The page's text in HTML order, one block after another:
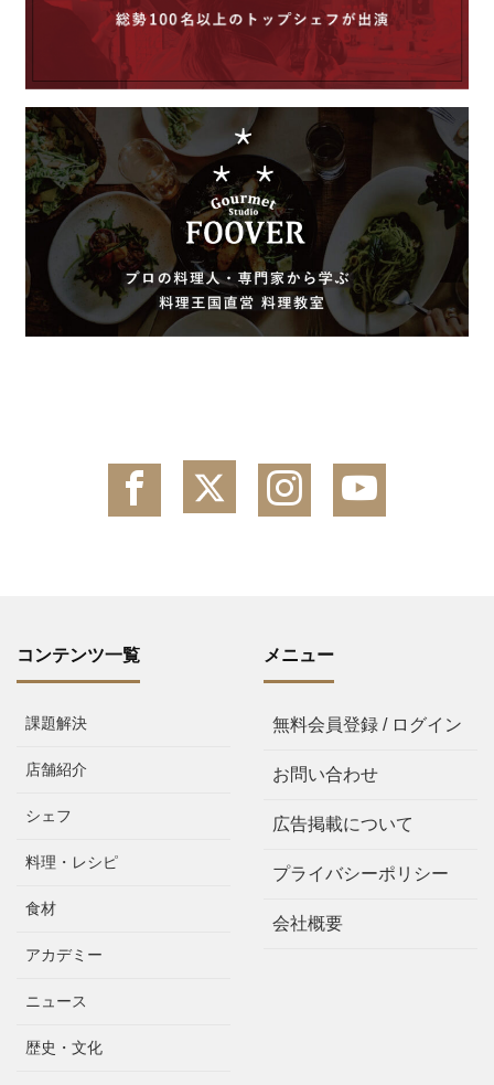
コンテンツ一覧
課題解決
店舗紹介
シェフ
料理・レシピ
食材
アカデミー
ニュース
歴史・文化
メニュー
無料会員登録 / ログイン
お問い合わせ
広告掲載について
プライバシーポリシー
会社概要